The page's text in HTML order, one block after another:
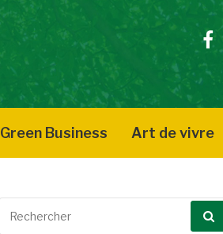
Green Business Art de vivre